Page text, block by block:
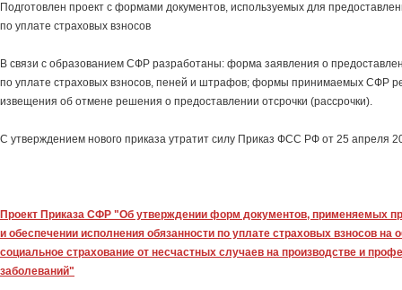
Подготовлен проект с формами документов, используемых для
по уплате страховых взносов
В связи с образованием СФР разработаны: форма заявления о
по уплате страховых взносов, пеней и штрафов; формы принимаемых СФР
извещения об отмене решения о предоставлении отсрочки (рассрочки).
С утверждением нового приказа утратит силу Приказ ФСС РФ от 25 апреля
Проект Приказа СФР "Об утверждении форм документов, применяемых
и обеспечении исполнения обязанности по уплате страховых взносов на
социальное страхование от несчастных случаев на производстве и
заболеваний"